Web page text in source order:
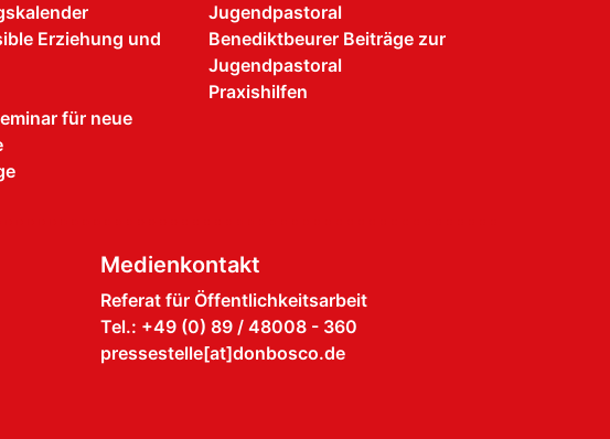
Erziehung und
für neue
Jugendpastoral
Benediktbeurer Beiträge zur
Jugendpastoral
Praxishilfen
Medienkontakt
Referat für Öffentlichkeitsarbeit
Tel.: +49 (0) 89 / 48008 - 360
pressestelle[at]donbosco.de